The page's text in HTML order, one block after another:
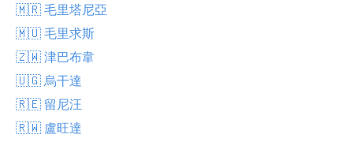
🇲🇷 毛里塔尼亞
🇲🇺 毛里求斯
🇿🇼 津巴布韋
🇺🇬 烏干達
🇷🇪 留尼汪
🇷🇼 盧旺達